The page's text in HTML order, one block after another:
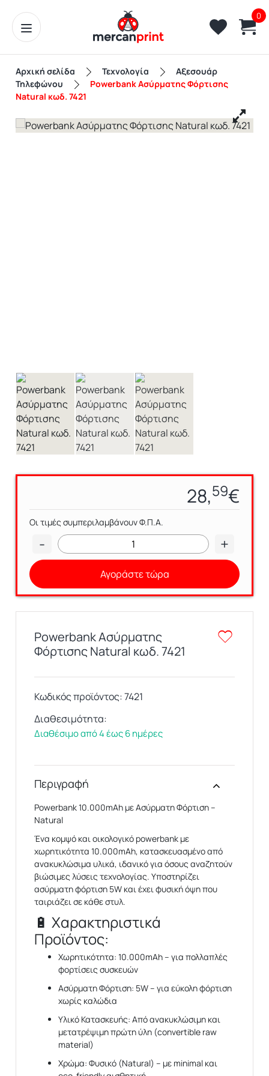
0
Αρχική σελίδα Τεχνολογία
Αξεσουάρ
Τηλεφώνου
Powerbank Ασύρματης Φόρτισης
Natural κωδ. 7421
Powerbank Ασύρματης
Φόρτισης Natural κωδ. 7421
Κωδικός προϊόντος:7421
Διαθεσιμότητα:
Διαθέσιμο από 4 έως 6 ημέρες
Περιγραφή
Powerbank 10.000mAh με Ασύρματη Φόρτιση –
Natural
Ένα κομψό και οικολογικό powerbank με
χωρητικότητα10.000mAh, κατασκευασμένο από
ανακυκλώσιμα υλικά, ιδανικό για όσους αναζητούν
βιώσιμες λύσεις τεχνολογίας. Υποστηρίζει
ασύρματη φόρτιση 5W και έχει φυσική όψη που
ταιριάζει σε κάθε στυλ.
🔋Χαρακτηριστικά
Προϊόντος:
Χωρητικότητα: 10.000mAh – για πολλαπλές
φορτίσεις συσκευών
Ασύρματη Φόρτιση: 5W – για εύκολη φόρτιση
χωρίς καλώδια
Υλικό Κατασκευής: Από ανακυκλώσιμη και
μετατρέψιμη πρώτη ύλη (convertible raw
material)
Χρώμα: Φυσικό (Natural) – με minimal και
28,59€
Οι τιμές συμπεριλαμβάνουν Φ.Π.Α.
- +
Αγοράστε τώρα